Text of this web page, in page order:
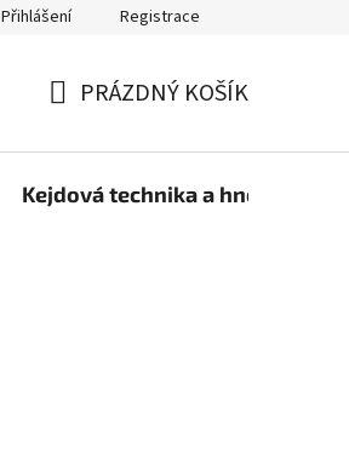
Přihlášení Registrace
KOŠÍK
PRÁZDNÝ KOŠÍK
Kejdová technika a hnojiva